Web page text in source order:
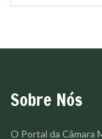
Sobre Nós
O Portal da Câmara